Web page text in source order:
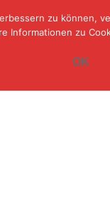
zu können,
Informationen zu
OK